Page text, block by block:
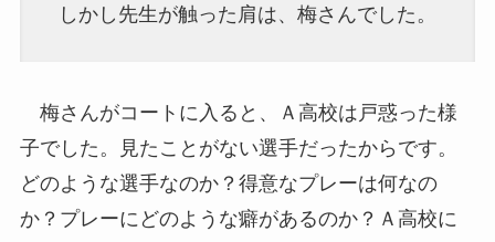
しかし先生が触った肩は、梅さんでした。
梅さんがコートに入ると、Ａ高校は戸惑った様
子でした。見たことがない選手だったからです。
どのような選手なのか？得意なプレーは何なの
か？プレーにどのような癖があるのか？Ａ高校に